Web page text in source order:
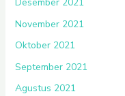
Desember 2021
November 2021
Oktober 2021
September 2021
Agustus 2021